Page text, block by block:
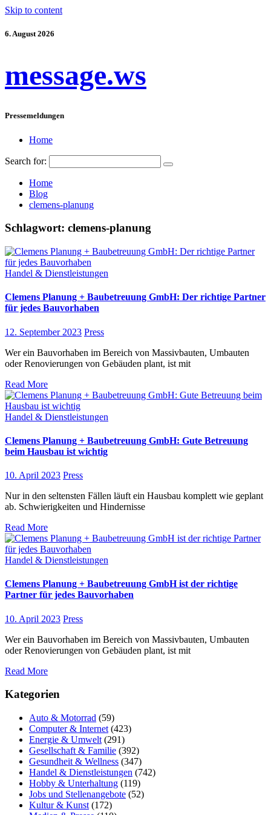
Skip to content
6. August 2026
message.ws
Pressemeldungen
Home
Search for:
Home
Blog
clemens-planung
Schlagwort: clemens-planung
Handel & Dienstleistungen
Clemens Planung + Baubetreuung GmbH: Der richtige Partner
für jedes Bauvorhaben
12. September 2023 Press
Wer ein Bauvorhaben im Bereich von Massivbauten, Umbauten
oder Renovierungen von Gebäuden plant, ist mit
Read More
Handel & Dienstleistungen
Clemens Planung + Baubetreuung GmbH: Gute Betreuung
beim Hausbau ist wichtig
10. April 2023 Press
Nur in den seltensten Fällen läuft ein Hausbau komplett wie geplant
ab. Schwierigkeiten und Hindernisse
Read More
Handel & Dienstleistungen
Clemens Planung + Baubetreuung GmbH ist der richtige
Partner für jedes Bauvorhaben
10. April 2023 Press
Wer ein Bauvorhaben im Bereich von Massivbauten, Umbauten
oder Renovierungen von Gebäuden plant, ist mit
Read More
Kategorien
Auto & Motorrad (59)
Computer & Internet (423)
Energie & Umwelt (291)
Gesellschaft & Familie (392)
Gesundheit & Wellness (347)
Handel & Dienstleistungen (742)
Hobby & Unterhaltung (119)
Jobs und Stellenangebote (52)
Kultur & Kunst (172)